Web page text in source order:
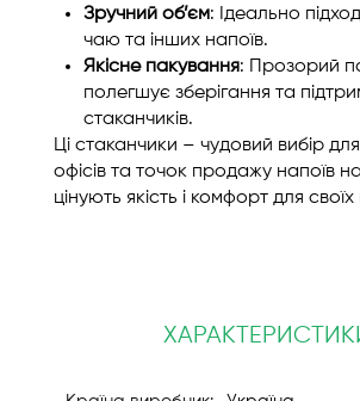
Зручний об’єм: Ідеально
чаю та інших напоїв.
Якісне пакування: Прозорий
полегшує зберігання та
стаканчиків.
Ці стаканчики – чудовий вибір
офісів та точок продажу напоїв на
цінують якість і комфорт для своїх